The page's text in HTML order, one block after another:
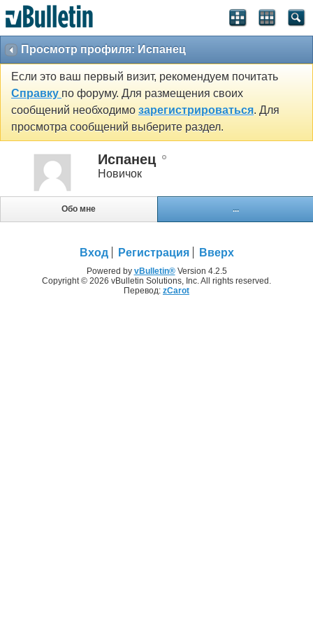
Просмотр профиля: Испанец
Если это ваш первый визит, рекомендуем почитать
Справку по форуму. Для размещения своих
сообщений необходимо зарегистрироваться. Для
просмотра сообщений выберите раздел.
Испанец
Новичок
Обо мне ...
Вход Регистрация Вверх
Powered by vBulletin®Version 4.2.5
Copyright © 2026 vBulletin Solutions, Inc. All rights reserved.
Перевод: zCarot